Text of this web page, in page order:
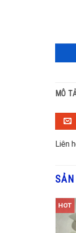
MÔ
Liên
HOT